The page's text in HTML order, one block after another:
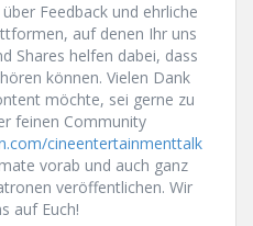
Feedback und ehrliche
auf denen Ihr uns
Shares helfen dabei, dass
können. Vielen Dank
möchte, sei gerne zu
feinen Community
cineentertainmenttalk
vorab und auch ganz
veröffentlichen. Wir
auf Euch!